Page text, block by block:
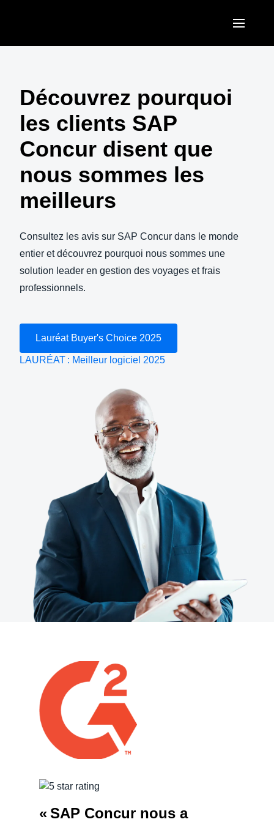
Canada (English)
México (Español)
EUROPE
United Kingdom (English)
France (Français)
Deutschland (Deutsch)
Sweden (English)
Denmark (English)
Belgium (English)
ASIA PACIFIC
Australia (English)
India (English)
Singapore (English)
Découvrez pourquoi
les clients SAP
Concur disent que
nous sommes les
meilleurs
Consultez les avis sur SAP Concur dans le monde
entier et découvrez pourquoi nous sommes une
solution leader en gestion des voyages et frais
professionnels.
Lauréat Buyer's Choice 2025
LAURÉAT : Meilleur logiciel 2025
« SAP Concur nous a